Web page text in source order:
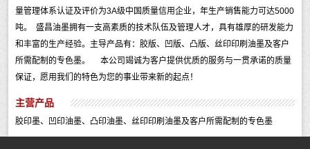
量管理体系认证及评价为3A级中国质量信用企业，年生产销售能力可达5000
吨。 盛昌油墨拥有一支高素质的技术队伍及管理人才，具有雄厚的研发能力
和丰富的生产经验。主导产品有：胶版、凹版、凸版、丝印印刷油墨及客户
所需配制的专色墨。 本公司竭诚为客户提供优质的服务与一贯承诺的质量
保证，愿用我们的特色为您的事业带来新的起点！
主营产品
胶印墨、凹印油墨、凸印油墨、丝印印刷油墨及客户所需配制的专色墨